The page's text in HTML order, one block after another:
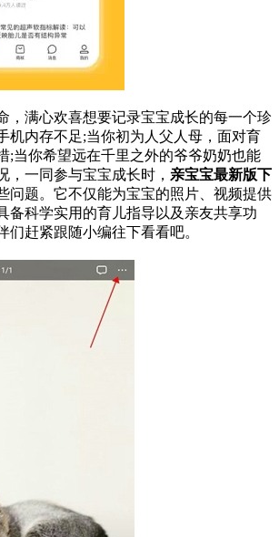
满心欢喜想要记录宝宝成长的每一个珍
机内存不足;当你初为人父人母，面对育
;当你希望远在千里之外的爷爷奶奶也能
，一同参与宝宝成长时， 亲宝宝最新版下
问题。它不仅能为宝宝的照片、视频提供
备科学实用的育儿指导以及亲友共享功
们赶紧跟随小编往下看看吧。